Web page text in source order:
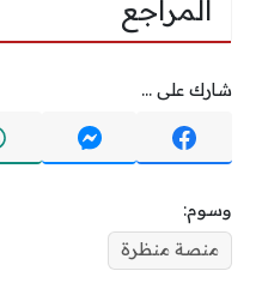
المراجع
شارك على ...
وسوم:
منصة منظرة